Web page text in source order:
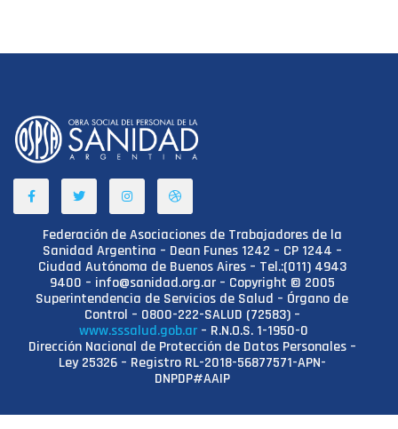
Federación de Asociaciones de Trabajadores de la
Sanidad Argentina – Dean Funes 1242 – CP 1244 –
Ciudad Autónoma de Buenos Aires – Tel.:(011) 4943
9400 – info@sanidad.org.ar – Copyright © 2005
Superintendencia de Servicios de Salud – Órgano de
Control – 0800-222-SALUD (72583) –
www.sssalud.gob.ar – R.N.O.S. 1-1950-0
Dirección Nacional de Protección de Datos Personales –
Ley 25326 – Registro RL-2018-56877571-APN-
DNPDP#AAIP